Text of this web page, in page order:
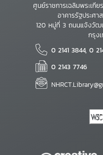
ศูนย์ราชการเฉลิมพระเ
อาคารรัฐประศ
120 หมู่ที่ 3 ถนนแจ้งวัฒ
กรุง
0 2141 3844, 0
0 2143 7746